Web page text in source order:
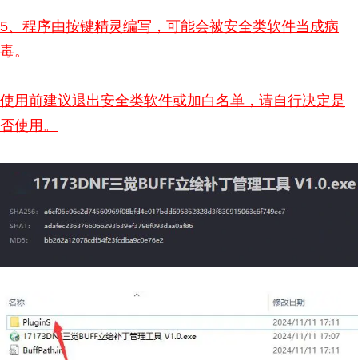
5、程序由按键精灵编写，可能会被安全类软件当成病
毒。
使用前建议退出安全类软件或加白名单，请自行决定是
否使用。